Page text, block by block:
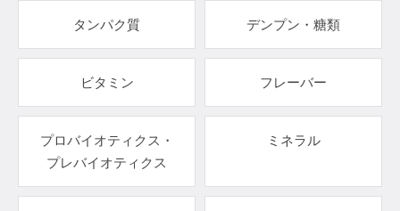
タンパク質 デンプン・糖類
ビタミン フレーバー
プロバイオティクス・
プレバイオティクス
ミネラル